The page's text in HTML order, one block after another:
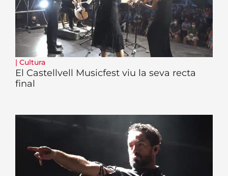
| Cultura
El Castellvell Musicfest viu la seva recta
final